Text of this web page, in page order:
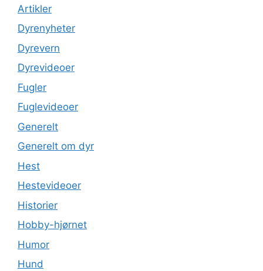
Artikler
Dyrenyheter
Dyrevern
Dyrevideoer
Fugler
Fuglevideoer
Generelt
Generelt om dyr
Hest
Hestevideoer
Historier
Hobby-hjørnet
Humor
Hund